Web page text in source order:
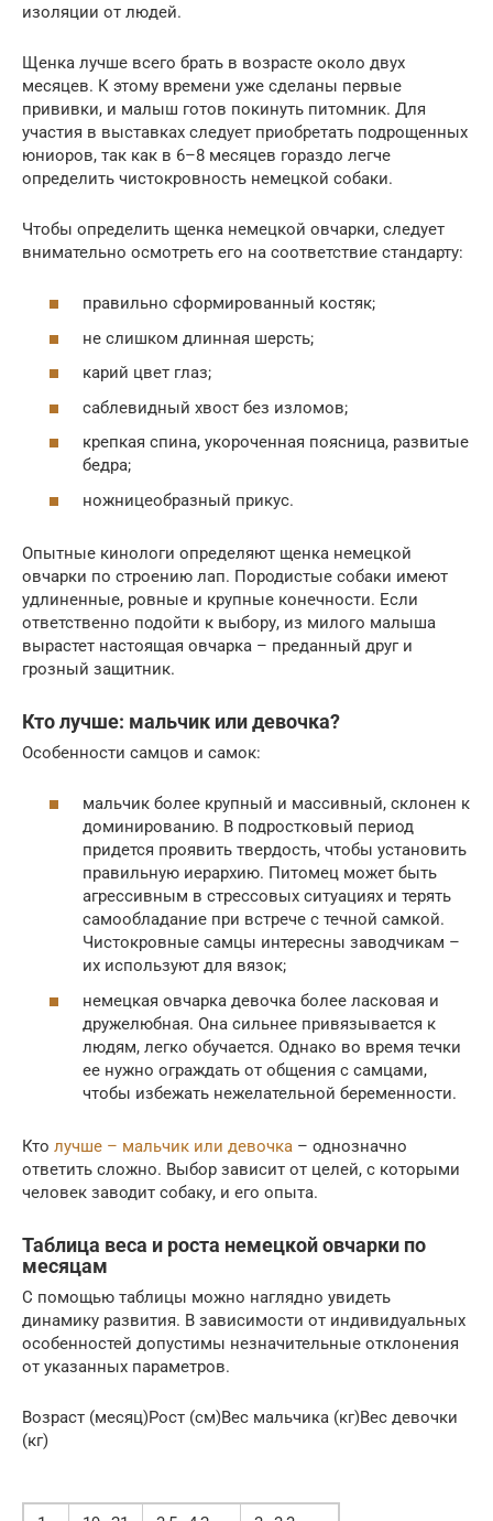
изоляции от людей.
Щенка лучше всего брать в возрасте около двух
месяцев. К этому времени уже сделаны первые
прививки, и малыш готов покинуть питомник. Для
участия в выставках следует приобретать подрощенных
юниоров, так как в 6–8 месяцев гораздо легче
определить чистокровность немецкой собаки.
Чтобы определить щенка немецкой овчарки, следует
внимательно осмотреть его на соответствие стандарту:
правильно сформированный костяк;
не слишком длинная шерсть;
карий цвет глаз;
саблевидный хвост без изломов;
крепкая спина, укороченная поясница, развитые
бедра;
ножницеобразный прикус.
Опытные кинологи определяют щенка немецкой
овчарки по строению лап. Породистые собаки имеют
удлиненные, ровные и крупные конечности. Если
ответственно подойти к выбору, из милого малыша
вырастет настоящая овчарка – преданный друг и
грозный защитник.
Кто лучше: мальчик или девочка?
Особенности самцов и самок:
мальчик более крупный и массивный, склонен к
доминированию. В подростковый период
придется проявить твердость, чтобы установить
правильную иерархию. Питомец может быть
агрессивным в стрессовых ситуациях и терять
самообладание при встрече с течной самкой.
Чистокровные самцы интересны заводчикам –
их используют для вязок;
немецкая овчарка девочка более ласковая и
дружелюбная. Она сильнее привязывается к
людям, легко обучается. Однако во время течки
ее нужно ограждать от общения с самцами,
чтобы избежать нежелательной беременности.
Кто лучше – мальчик или девочка – однозначно
ответить сложно. Выбор зависит от целей, с которыми
человек заводит собаку, и его опыта.
Таблица веса и роста немецкой овчарки по
месяцам
С помощью таблицы можно наглядно увидеть
динамику развития. В зависимости от индивидуальных
особенностей допустимы незначительные отклонения
от указанных параметров.
Возраст (месяц)Рост (см)Вес мальчика (кг)Вес девочки
(кг)